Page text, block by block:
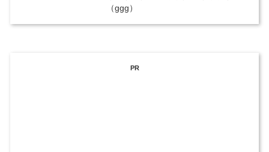
（ggg）
PR